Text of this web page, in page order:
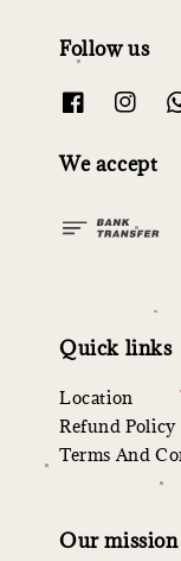
Follow us
We accept
Quick links
Location
Refund Policy
Terms And
Our mission